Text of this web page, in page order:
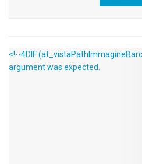
<!--4DIF
argument was expected.